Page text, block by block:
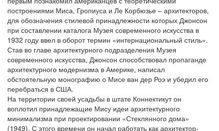
построениями Миса, Гропиуса и Ле Корбюзье – архитекторов,
для обозначения стилевой принадлежности которых Джонсон
при составлении каталога Музея современного искусства в
1932 году ввел в оборот термин «интернациональный стиль».
Став во главе архитектурного подразделения Музея
современного искусства, Джонсон способствовал пропаганде
архитектурного модернизма в Америке, написал
обстоятельную монографию о Мисе ван дер Роэ и убедил его
перебраться в США.
На территории своей усадьбы в штате Коннектикут он
воплотил принадлежащие Мису идеи архитектурного
минимализма при проектировании «Стеклянного дома»
(1949). С этого времени он начал работать как архитектор-